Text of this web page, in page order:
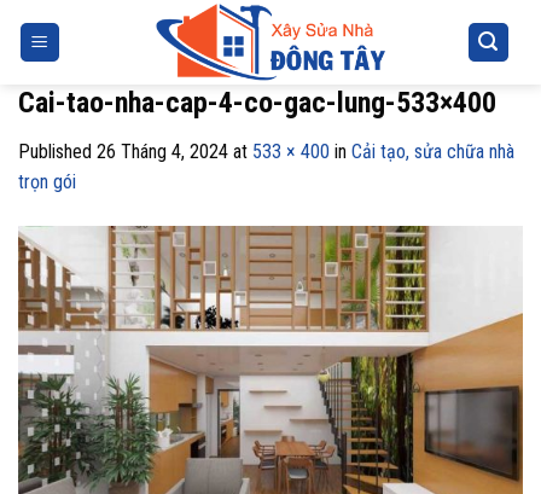
Cai-tao-nha-cap-4-co-gac-lung-533×400
Published 26 Tháng 4, 2024 at 533 × 400 in Cải tạo, sửa chữa nhà
trọn gói